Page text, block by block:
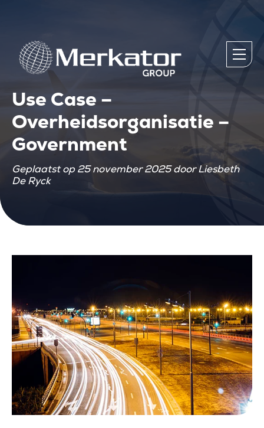
Use Case –
Overheidsorganisatie –
Government
Geplaatst op 25 november 2025 door Liesbeth
De Ryck